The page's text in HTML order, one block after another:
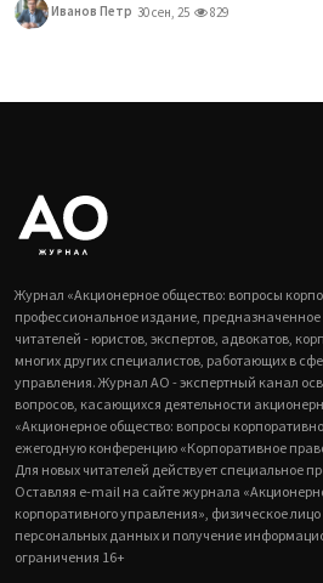
Иванов Петр 30 сен, 25 829
Журнал «Акционерное общество: вопросы
профессиональное издание, предназначенное
читателей - юристов, экспертов, адвокатов,
многих других специалистов, работающих в
управления. Журнал АО - экспертный канал
вопросов, касающихся деятельности
«Акционерное общество: вопросы
ежегодную конференцию «Корпоративное
Для новых читателей действует специальное
Оставляя e-mail на сайте журнала
корпоративного управления», физическое
персональных данных и получение
ограничения 16+